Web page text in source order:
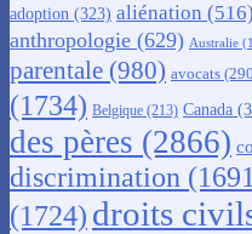
adoption (323) aliénation (516)
anthropologie (629) Australie
parentale (980) avocats
(1734) Belgique (213) Canada
des pères (2866)
discrimination
(1724) droits